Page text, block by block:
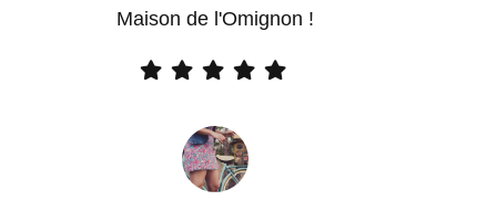
Maison de l'Omignon !